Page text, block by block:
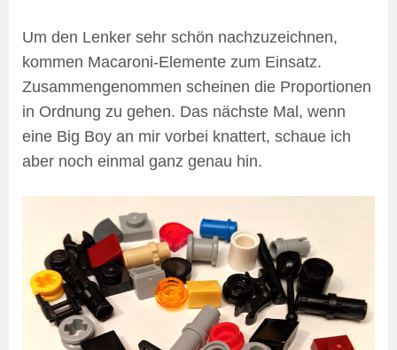
Um den Lenker sehr schön nachzuzeichnen,
kommen Macaroni-Elemente zum Einsatz.
Zusammengenommen scheinen die Proportionen
in Ordnung zu gehen. Das nächste Mal, wenn
eine Big Boy an mir vorbei knattert, schaue ich
aber noch einmal ganz genau hin.